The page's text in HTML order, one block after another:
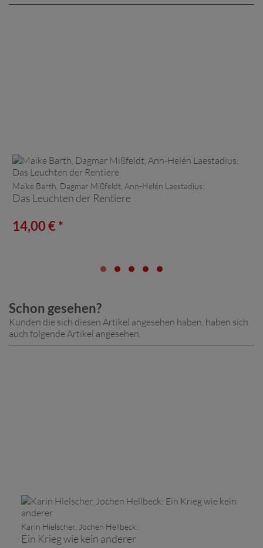
Maike Barth, Dagmar Mißfeldt, Ann-Helén Laestadius:
Das Leuchten der Rentiere
14,00 € *
Schon gesehen?
Kunden die sich diesen Artikel angesehen haben, haben sich
auch folgende Artikel angesehen.
Karin Hielscher, Jochen Hellbeck:
Ein Krieg wie kein anderer